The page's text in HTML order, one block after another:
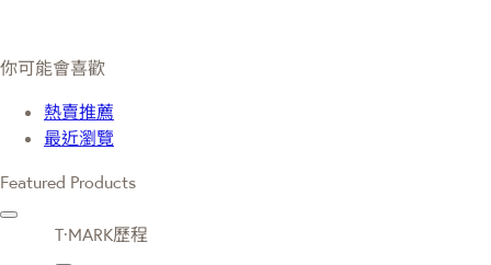
你可能會喜歡
熱賣推薦
最近瀏覽
Featured Products
T·MARK歷程